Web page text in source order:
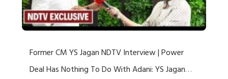
Former CM YS Jagan NDTV Interview | Power
Deal Has Nothing To Do With Adani: YS Jagan